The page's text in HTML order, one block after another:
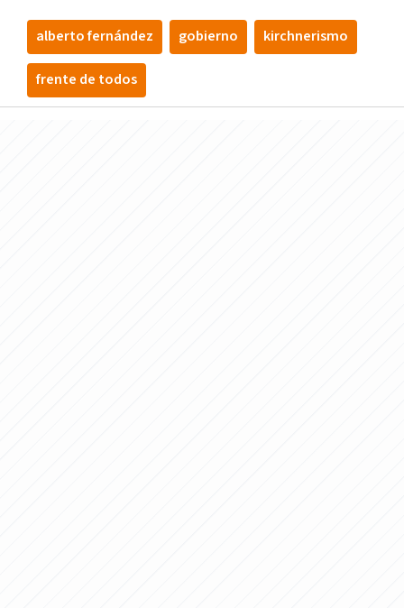
alberto fernández gobierno kirchnerismo
frente de todos